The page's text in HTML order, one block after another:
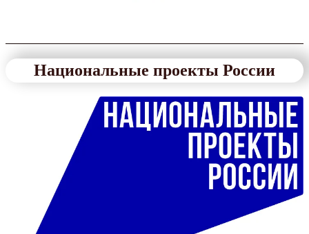
Национальные проекты России